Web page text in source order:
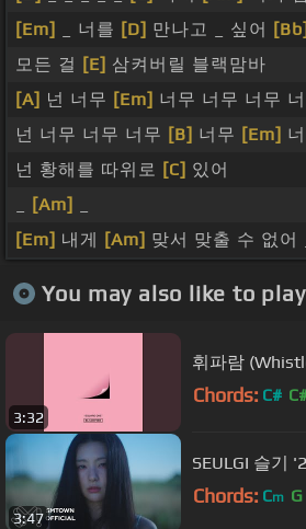
[Em]
_ 너를 [D] 만나고 _ 싶어 [Bb]
모든 걸 [E] 삼켜버릴 블랙맘바
[A] 넌 너무 [Em] 너무 너무 너무
넌 너무 너무 너무 [B] 너무 [Em]
넌 황해를 따위로 [C] 있어
[Am]
[Em] 내게 [Am] 맞서 맞출 수 없어
You may also like to play
3:32
휘파람
Chords: C#
3:47
SEULGI 슬기
Chords: Cm G